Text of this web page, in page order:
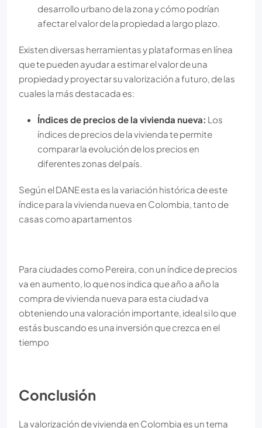
desarrollo urbano de la zona y cómo podrían
afectar el valor de la propiedad a largo plazo.
Existen diversas herramientas y plataformas en línea
que te pueden ayudar a estimar el valor de una
propiedad y proyectar su valorización a futuro, de las
cuales la más destacada es:
Índices de precios de la vivienda nueva: Los
índices de precios de la vivienda te permite
comparar la evolución de los precios en
diferentes zonas del país.
Según el DANE esta es la variación histórica de este
índice para la vivienda nueva en Colombia, tanto de
casas como apartamentos
Para ciudades como Pereira, con un índice de precios
va en aumento, lo que nos indica que año a año la
compra de vivienda nueva para esta ciudad va
obteniendo una valoración importante, ideal si lo que
estás buscando es una inversión que crezca en el
tiempo
Conclusión
La valorización de vivienda en Colombia es un tema